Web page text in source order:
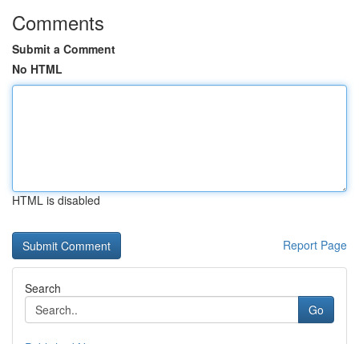
Comments
Submit a Comment
No HTML
HTML is disabled
Report Page
Search
Go